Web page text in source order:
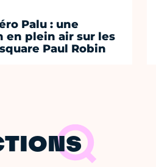
Palu : une
en plein air sur les
Paul Robin